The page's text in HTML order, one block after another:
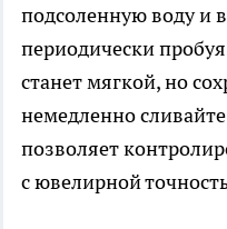
подсоленную воду и
периодически
станет мягкой, но
немедленно
позволяет
с ювелирной